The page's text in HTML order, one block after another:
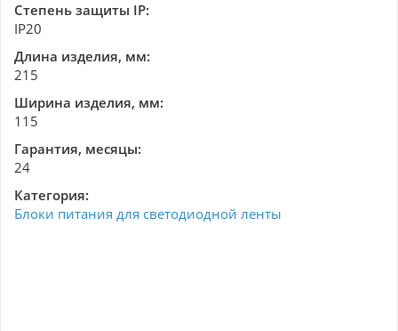
Степень защиты IP:
IP20
Длина изделия, мм:
215
Ширина изделия, мм:
115
Гарантия, месяцы:
24
Категория:
Блоки питания для светодиодной ленты